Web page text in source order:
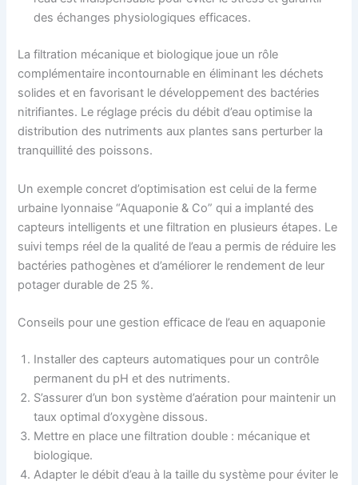
des échanges physiologiques efficaces.
La filtration mécanique et biologique joue un rôle
complémentaire incontournable en éliminant les déchets
solides et en favorisant le développement des bactéries
nitrifiantes. Le réglage précis du débit d’eau optimise la
distribution des nutriments aux plantes sans perturber la
tranquillité des poissons.
Un exemple concret d’optimisation est celui de la ferme
urbaine lyonnaise “Aquaponie & Co” qui a implanté des
capteurs intelligents et une filtration en plusieurs étapes. Le
suivi temps réel de la qualité de l’eau a permis de réduire les
bactéries pathogènes et d’améliorer le rendement de leur
potager durable de 25 %.
Conseils pour une gestion efficace de l’eau en aquaponie
Installer des capteurs automatiques pour un contrôle
permanent du pH et des nutriments.
S’assurer d’un bon système d’aération pour maintenir un
taux optimal d’oxygène dissous.
Mettre en place une filtration double : mécanique et
biologique.
Adapter le débit d’eau à la taille du système pour éviter le